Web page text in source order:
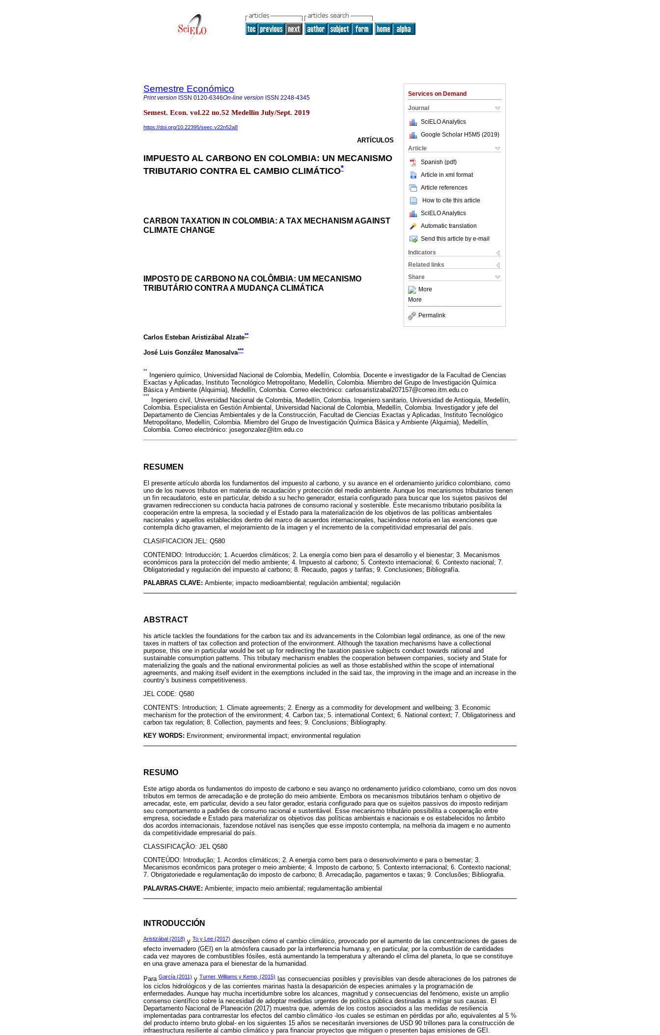
Services on Demand
Journal
SciELO Analytics
Google Scholar H5M5 (2019)
Article
Spanish (pdf)
Article in xml format
Article references
How to cite this article
SciELO Analytics
Automatic translation
Send this article by e-mail
Indicators
Related links
Share
More
More
Permalink
Semestre Económico
Print version ISSN 0120-6346On-line version ISSN 2248-4345
Semest. Econ. vol.22 no.52 Medellín July/Sept. 2019
https://doi.org/10.22395/seec.v22n52a8
ARTÍCULOS
IMPUESTO AL CARBONO EN COLOMBIA: UN MECANISMO
TRIBUTARIO CONTRA EL CAMBIO CLIMÁTICO*
CARBON TAXATION IN COLOMBIA: A TAX MECHANISM AGAINST
CLIMATE CHANGE
IMPOSTO DE CARBONO NA COLÔMBIA: UM MECANISMO
TRIBUTÁRIO CONTRA A MUDANÇA CLIMÁTICA
Carlos Esteban Aristizábal Alzate**
José Luis González Manosalva***
**
Ingeniero químico, Universidad Nacional de Colombia, Medellín, Colombia. Docente e investigador de la Facultad de Ciencias
Exactas y Aplicadas, Instituto Tecnológico Metropolitano, Medellín, Colombia. Miembro del Grupo de Investigación Química
Básica y Ambiente (Alquimia), Medellín, Colombia. Correo electrónico: carlosaristizabal207157@correo.itm.edu.co
***
Ingeniero civil, Universidad Nacional de Colombia, Medellín, Colombia. Ingeniero sanitario, Universidad de Antioquia, Medellín,
Colombia. Especialista en Gestión Ambiental, Universidad Nacional de Colombia, Medellín, Colombia. Investigador y jefe del
Departamento de Ciencias Ambientales y de la Construcción, Facultad de Ciencias Exactas y Aplicadas, Instituto Tecnológico
Metropolitano, Medellín, Colombia. Miembro del Grupo de Investigación Química Básica y Ambiente (Alquimia), Medellín,
Colombia. Correo electrónico: josegonzalez@itm.edu.co
RESUMEN
El presente artículo aborda los fundamentos del impuesto al carbono, y su avance en el ordenamiento jurídico colombiano, como
uno de los nuevos tributos en materia de recaudación y protección del medio ambiente. Aunque los mecanismos tributarios tienen
un fin recaudatorio, este en particular, debido a su hecho generador, estaría configurado para buscar que los sujetos pasivos del
gravamen redireccionen su conducta hacia patrones de consumo racional y sostenible. Este mecanismo tributario posibilita la
cooperación entre la empresa, la sociedad y el Estado para la materialización de los objetivos de las políticas ambientales
nacionales y aquellos establecidos dentro del marco de acuerdos internacionales, haciéndose notoria en las exenciones que
contempla dicho gravamen, el mejoramiento de la imagen y el incremento de la competitividad empresarial del país.
CLASIFICACION JEL: Q580
CONTENIDO: Introducción; 1. Acuerdos climáticos; 2. La energía como bien para el desarrollo y el bienestar; 3. Mecanismos
económicos para la protección del medio ambiente; 4. Impuesto al carbono; 5. Contexto internacional; 6. Contexto nacional; 7.
Obligatoriedad y regulación del impuesto al carbono; 8. Recaudo, pagos y tarifas; 9. Conclusiones; Bibliografía.
PALABRAS CLAVE: Ambiente; impacto medioambiental; regulación ambiental; regulación
ABSTRACT
his article tackles the foundations for the carbon tax and its advancements in the Colombian legal ordinance, as one of the new
taxes in matters of tax collection and protection of the environment. Although the taxation mechanisms have a collectional
purpose, this one in particular would be set up for redirecting the taxation passive subjects conduct towards rational and
sustainable consumption patterns. This tributary mechanism enables the cooperation between companies, society and State for
materializing the goals and the national environmental policies as well as those established within the scope of international
agreements, and making itself evident in the exemptions included in the said tax, the improving in the image and an increase in the
country’s business competitiveness.
JEL CODE: Q580
CONTENTS: Introduction; 1. Climate agreements; 2. Energy as a commodity for development and wellbeing; 3. Economic
mechanism for the protection of the environment; 4. Carbon tax; 5. international Context; 6. National context; 7. Obligatoriness and
carbon tax regulation; 8. Collection, payments and fees; 9. Conclusions; Bibliography.
KEY WORDS: Environment; environmental impact; environmental regulation
RESUMO
Este artigo aborda os fundamentos do imposto de carbono e seu avanço no ordenamento jurídico colombiano, como um dos novos
tributos em termos de arrecadação e de proteção do meio ambiente. Embora os mecanismos tributários tenham o objetivo de
arrecadar, este, em particular, devido a seu fator gerador, estaria configurado para que os sujeitos passivos do imposto redirijam
seu comportamento a padrões de consumo racional e sustentável. Esse mecanismo tributário possibilita a cooperação entre
empresa, sociedade e Estado para materializar os objetivos das políticas ambientais e nacionais e os estabelecidos no âmbito
dos acordos internacionais, fazendose notável nas isenções que esse imposto contempla, na melhoria da imagem e no aumento
da competitividade empresarial do país.
CLASSIFICAÇÃO: JEL Q580
CONTEÚDO: Introdução; 1. Acordos climáticos; 2. A energia como bem para o desenvolvimento e para o bemestar; 3.
Mecanismos econômicos para proteger o meio ambiente; 4. Imposto de carbono; 5. Contexto internacional; 6. Contexto nacional;
7. Obrigatoriedade e regulamentação do imposto de carbono; 8. Arrecadação, pagamentos e taxas; 9. Conclusões; Bibliografia.
PALAVRAS-CHAVE: Ambiente; impacto meio ambiental; regulamentação ambiental
INTRODUCCIÓN
Aristizábal (2018) y To y Lee (2017) describen cómo el cambio climático, provocado por el aumento de las concentraciones de gases de
efecto invernadero (GEI) en la atmósfera causado por la interferencia humana y, en particular, por la combustión de cantidades
cada vez mayores de combustibles fósiles, está aumentando la temperatura y alterando el clima del planeta, lo que se constituye
en una grave amenaza para el bienestar de la humanidad.
Para García (2011) y Turner, Williams y Kemp, (2015)
las consecuencias posibles y previsibles van desde alteraciones de los patrones de
los ciclos hidrológicos y de las corrientes marinas hasta la desaparición de especies animales y la programación de
enfermedades. Aunque hay mucha incertidumbre sobre los alcances, magnitud y consecuencias del fenómeno, existe un amplio
consenso científico sobre la necesidad de adoptar medidas urgentes de política pública destinadas a mitigar sus causas. El
Departamento Nacional de Planeación (2017) muestra que, además de los costos asociados a las medidas de resiliencia
implementadas para contrarrestar los efectos del cambio climático -los cuales se estiman en pérdidas por año, equivalentes al 5 %
del producto interno bruto global- en los siguientes 15 años se necesitarán inversiones de USD 90 trillones para la construcción de
infraestructura resiliente al cambio climático y para financiar proyectos que mitiguen o presenten bajas emisiones de GEI.